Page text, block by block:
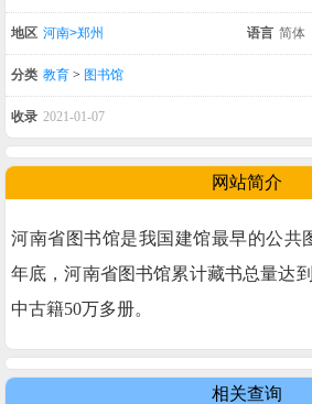
地区 河南>郑州 语言 简体
分类 教育 > 图书馆
收录 2021-01-07
网站简介
河南省图书馆是我国建馆最早的公共
年底，河南省图书馆累计藏书总量达
中古籍50万多册。
相关查询